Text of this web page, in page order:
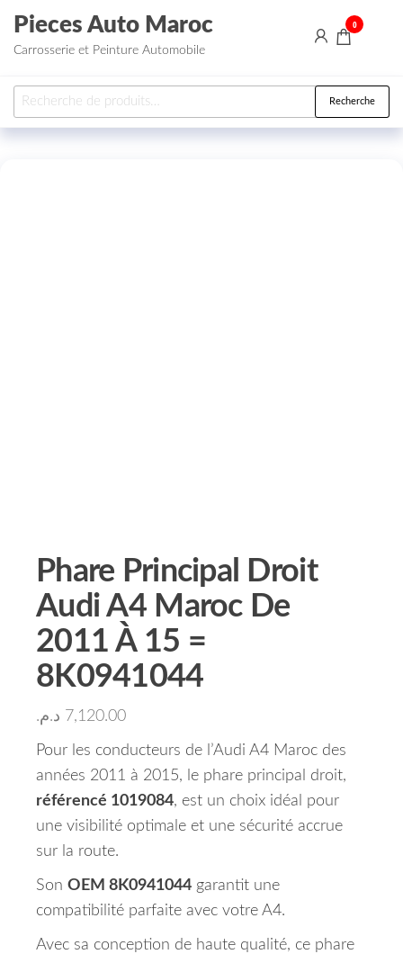
Aller au contenu
Pieces Auto Maroc
Carrosserie et Peinture Automobile
0
Recherche pour : Recherche
Phare Principal Droit
Audi A4 Maroc De
2011 À 15 =
8K0941044
7,120.00 د.م.
Pour les conducteurs de l’Audi A4 Maroc des
années 2011 à 2015, le phare principal droit,
référencé 1019084, est un choix idéal pour
une visibilité optimale et une sécurité accrue
sur la route.
Son OEM 8K0941044 garantit une
compatibilité parfaite avec votre A4.
Avec sa conception de haute qualité, ce phare